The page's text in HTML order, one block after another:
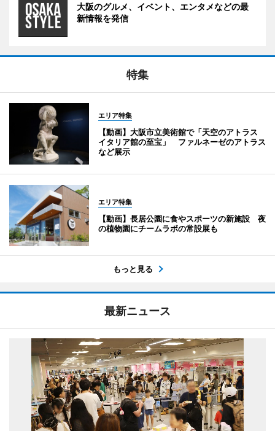
大阪のグルメ、イベント、エンタメなどの最
新情報を発信
特集
エリア特集
【動画】大阪市立美術館で「天空のアトラス
イタリア館の至宝」 ファルネーゼのアトラス
など展示
エリア特集
【動画】長居公園に食やスポーツの新施設 夜
の植物園にチームラボの常設展も
もっと見る
最新ニュース